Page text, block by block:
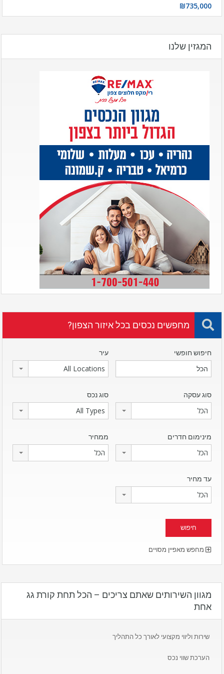
₪735,000
המגזין שלנו
מחפשים נכסים בכל איזור הצפון?
חיפוש חופשי עיר
All Locations
סוג עסקה
הכל
סוג נכס
All Types
מינימום חדרים
הכל
ממחיר
הכל
עד מחיר
הכל
מחפש מאפיין מסויים
מגוון השירותים שאתם צריכים – הכל תחת קורת גג
אחת
שירות וליווי מקצועי לאורך כל התהליך
הערכת שווי נכס